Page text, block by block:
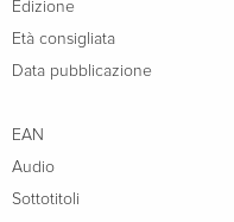
Edizione
Età consigliata
Data pubblicazione
EAN
Audio
Sottotitoli